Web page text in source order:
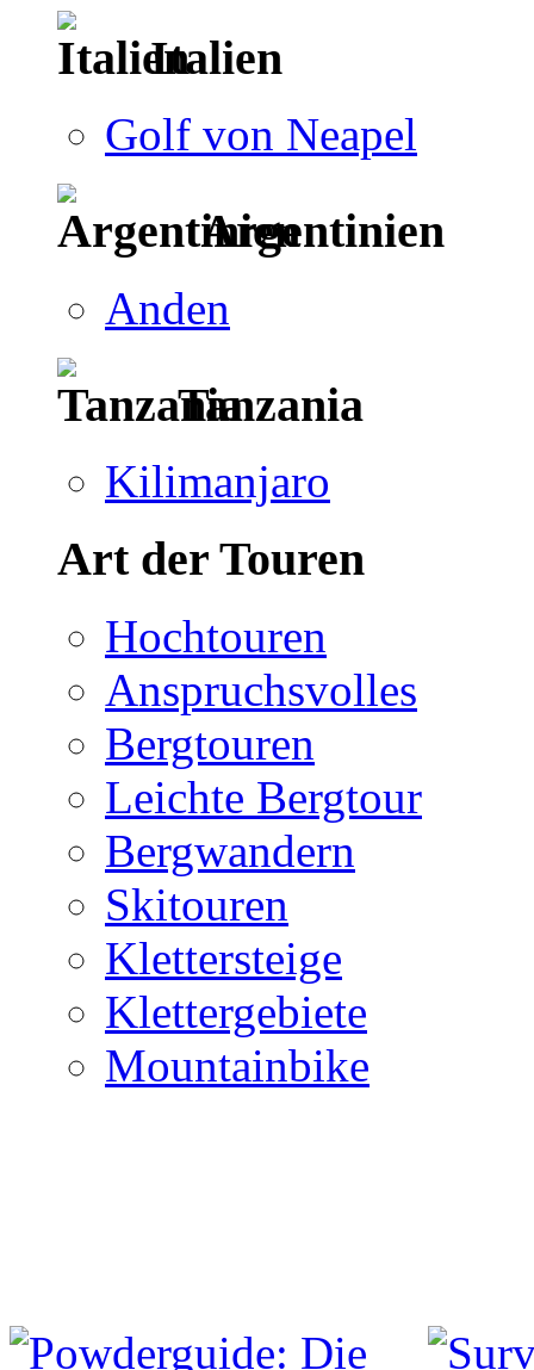
Italien
Golf von Neapel
Argentinien
Anden
Tanzania
Kilimanjaro
Art der Touren
Hochtouren
Anspruchsvolles
Bergtouren
Leichte Bergtour
Bergwandern
Skitouren
Klettersteige
Klettergebiete
Mountainbike